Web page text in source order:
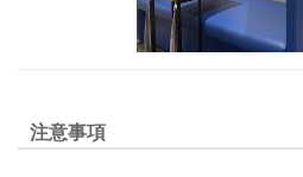
注意事項